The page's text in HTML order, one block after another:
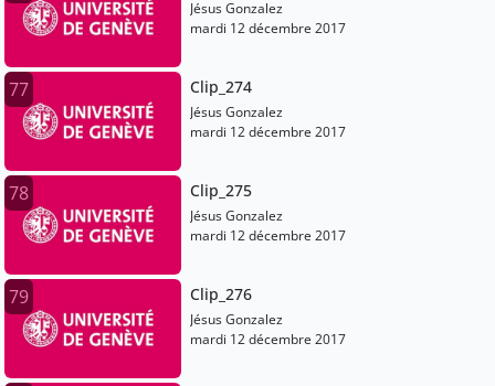
Jésus Gonzalez
mardi 12 décembre 2017
77 Clip_274
Jésus Gonzalez
mardi 12 décembre 2017
78 Clip_275
Jésus Gonzalez
mardi 12 décembre 2017
79 Clip_276
Jésus Gonzalez
mardi 12 décembre 2017